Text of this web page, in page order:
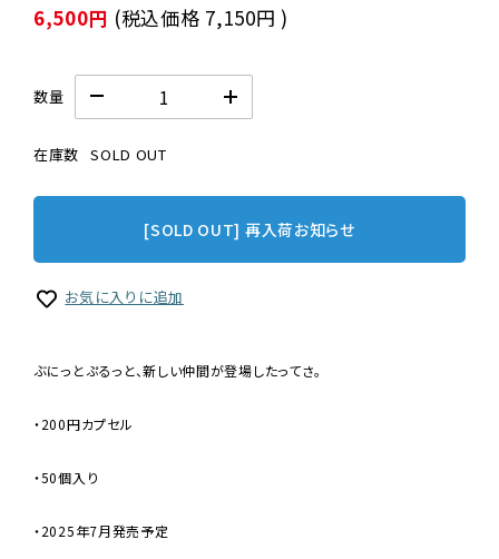
6,500円 (税込価格 7,150円 )
数量
在庫数 SOLD OUT
[SOLD OUT] 再入荷お知らせ
お気に入りに追加
ぶにっとぷるっと、新しい仲間が登場したってさ。
・200円カプセル
・50個入り
・2025年7月発売予定